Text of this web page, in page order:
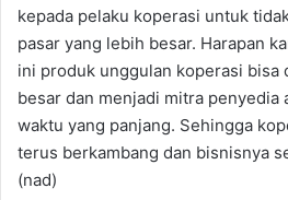
kepada pelaku koperasi untuk
pasar yang lebih besar. Harapan
ini produk unggulan koperasi bisa
besar dan menjadi mitra penyedia
waktu yang panjang. Sehingga
terus berkambang dan bisnisnya
(nad)